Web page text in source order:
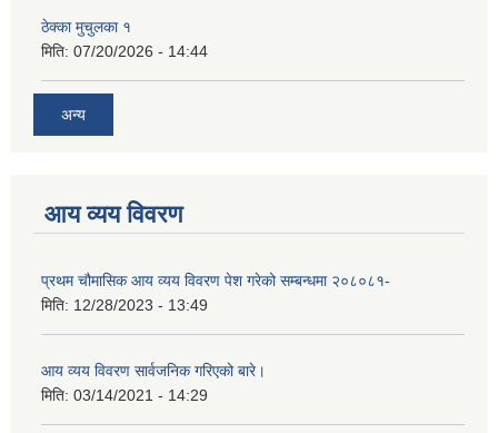
ठेक्का मुचुलका १
मिति: 07/20/2026 - 14:44
अन्य
आय व्यय विवरण
प्रथम चौमासिक आय व्यय विवरण पेश गरेको सम्बन्धमा २०८०८१-
मिति: 12/28/2023 - 13:49
आय व्यय विवरण सार्वजनिक गरिएको बारे।
मिति: 03/14/2021 - 14:29